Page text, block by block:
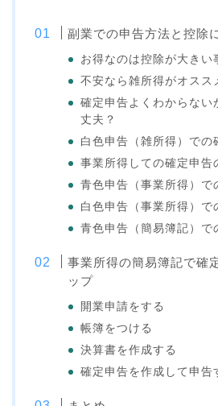
副業での申告方法と控除
お得なのは控除が大きい
不安なら雑所得がオスス
確定申告よくわからない
丈夫？
白色申告（雑所得）での
事業所得しての確定申告
青色申告（事業所得）で
白色申告（事業所得）で
青色申告（簡易簿記）で
事業所得の簡易簿記で確
ップ
開業申請をする
帳簿をつける
決算書を作成する
確定申告を作成して申告